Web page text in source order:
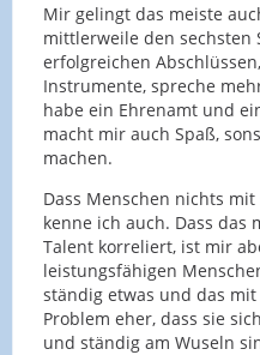
Mir gelingt das meiste
mittlerweile den sechsten
erfolgreichen
Instrumente, spreche
habe ein Ehrenamt und
macht mir auch Spaß,
machen.
Dass Menschen nichts
kenne ich auch. Dass das
Talent korreliert, ist mir
leistungsfähigen
ständig etwas und das
Problem eher, dass sie
und ständig am Wuseln